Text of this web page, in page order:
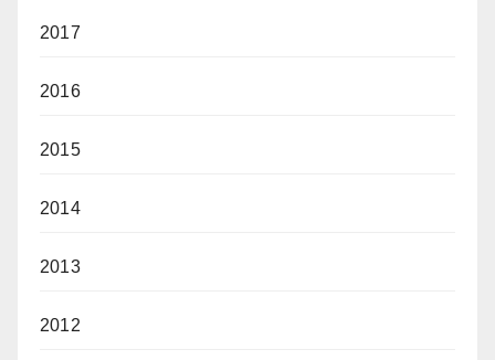
2017
2016
2015
2014
2013
2012